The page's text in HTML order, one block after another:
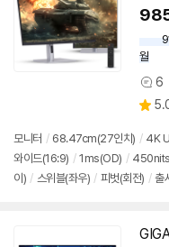
월
상
품
견
6
별
점
모니터 / 68.47cm(27인치) / 4K
와이드(16:9) / 1ms(OD) / 450nits
이) / 스위블(좌우) / 피벗(회전) / 출